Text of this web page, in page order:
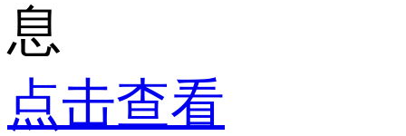
息
点击查看